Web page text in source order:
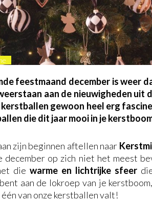
feestmaand december is weer
aan de nieuwigheden uit
gewoon heel erg
die dit jaar mooi in je
zijn beginnen aftellen naar
december op zich niet het meest
die warme en lichtrijke sfeer
aan de lokroep van je
van onze kerstballen valt!